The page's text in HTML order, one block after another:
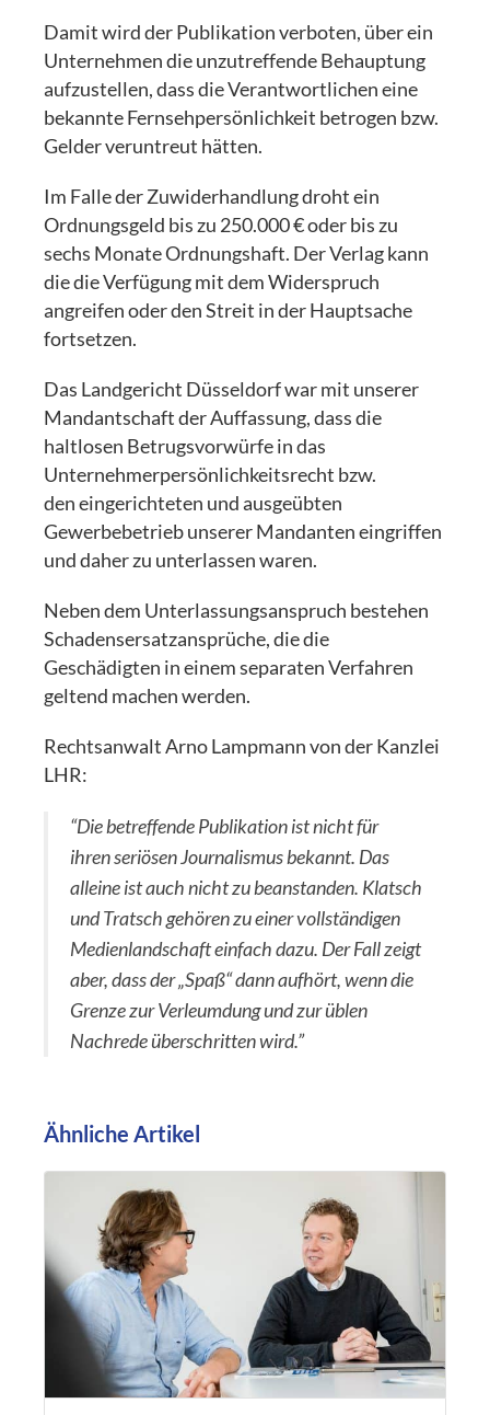
Damit wird der Publikation verboten, über ein
Unternehmen die unzutreffende Behauptung
aufzustellen, dass die Verantwortlichen eine
bekannte Fernsehpersönlichkeit betrogen bzw.
Gelder veruntreut hätten.
Im Falle der Zuwiderhandlung droht ein
Ordnungsgeld bis zu 250.000 € oder bis zu
sechs Monate Ordnungshaft. Der Verlag kann
die die Verfügung mit dem Widerspruch
angreifen oder den Streit in der Hauptsache
fortsetzen.
Das Landgericht Düsseldorf war mit unserer
Mandantschaft der Auffassung, dass die
haltlosen Betrugsvorwürfe in das
Unternehmerpersönlichkeitsrecht bzw.
den eingerichteten und ausgeübten
Gewerbebetrieb unserer Mandanten eingriffen
und daher zu unterlassen waren.
Neben dem Unterlassungsanspruch bestehen
Schadensersatzansprüche, die die
Geschädigten in einem separaten Verfahren
geltend machen werden.
Rechtsanwalt Arno Lampmann von der Kanzlei
LHR:
“Die betreffende Publikation ist nicht für
ihren seriösen Journalismus bekannt. Das
alleine ist auch nicht zu beanstanden. Klatsch
und Tratsch gehören zu einer vollständigen
Medienlandschaft einfach dazu. Der Fall zeigt
aber, dass der „Spaß“ dann aufhört, wenn die
Grenze zur Verleumdung und zur üblen
Nachrede überschritten wird.”
Ähnliche Artikel